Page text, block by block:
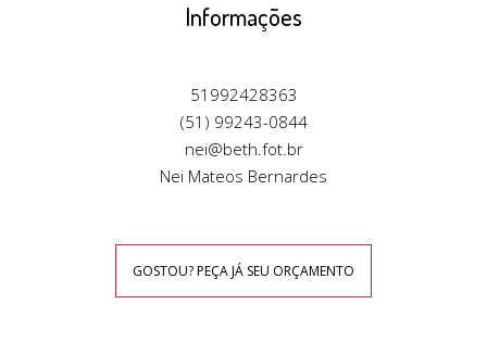
Informações
51992428363
(51) 99243-0844
nei@beth.fot.br
Nei Mateos Bernardes
GOSTOU? PEÇA JÁ SEU ORÇAMENTO